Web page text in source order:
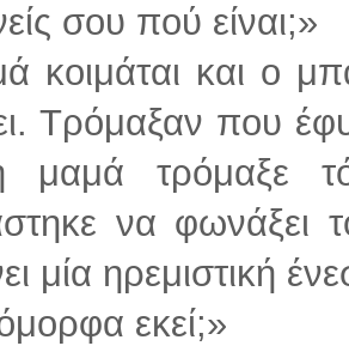
σου πού είναι;»
κοιμάται και ο
Τρόμαξαν που
τρόμαξε
να φωνάξει
μία ηρεμιστική
εκεί;»